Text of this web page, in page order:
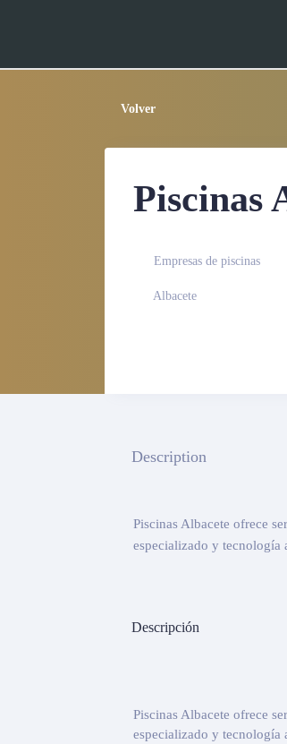
Volver
Piscinas
Empresas de piscinas
Albacete
Description
Piscinas Albacete ofrece
especializado y tecnología
Descripción
Piscinas Albacete ofrece
especializado y tecnología